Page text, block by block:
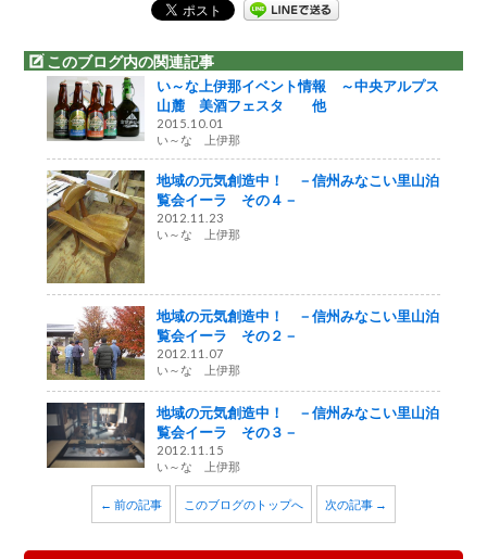
このブログ内の関連記事
い～な上伊那イベント情報 ～中央アルプス
山麓 美酒フェスタ 他
2015.10.01
い～な 上伊那
地域の元気創造中！ －信州みなこい里山泊
覧会イーラ その４－
2012.11.23
い～な 上伊那
地域の元気創造中！ －信州みなこい里山泊
覧会イーラ その２－
2012.11.07
い～な 上伊那
地域の元気創造中！ －信州みなこい里山泊
覧会イーラ その３－
2012.11.15
い～な 上伊那
← 前の記事 このブログのトップへ 次の記事 →